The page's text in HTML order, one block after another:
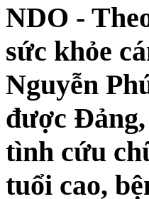
NDO -
sức khỏe
Nguyễn
được
tình cứu
tuổi cao,